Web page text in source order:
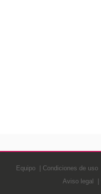
Equipo Condiciones de uso
Aviso legal